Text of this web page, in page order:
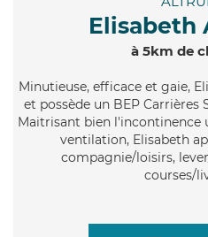
Elisabeth
à 5km de
Minutieuse, efficace et gaie,
et possède un BEP Carrières
Maitrisant bien
ventilation, Elisabeth
compagnie/loisirs,
courses/